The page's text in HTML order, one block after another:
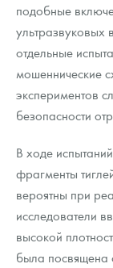
подобные
ультразвуковых
отдельные
мошеннические
экспериментов
безопасности
В ходе
фрагменты
вероятны при
исследователи
высокой
была посвящена